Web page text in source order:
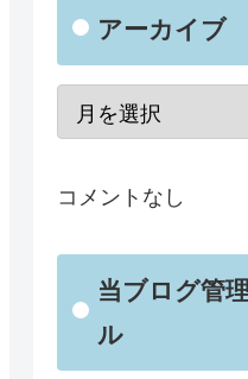
アーカイブ
コメントなし
当ブログ管
ル